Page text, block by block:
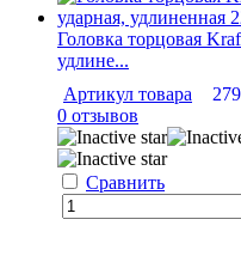
Головка торцовая
удлине...
Артикул товара
0 отзывов
Сравнить